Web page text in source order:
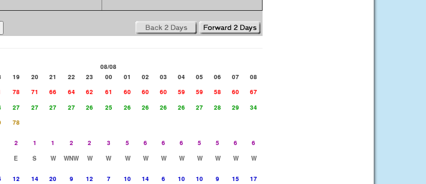
08/08
19 20 21 22 23 00 01 02 03 04 05 06 07
08
78 71 66 64 62 61 60 60 60 59 59 58 60
67
27 27 27 27 26 25 26 26 26 26 27 28 29
34
78
2 1 1 2 2 3 5 6 6 6 5 5 6
6
E S W WNW W W W W W W W W W
W
12 14 20 9 12 7 10 14 6 10 10 9 15
17